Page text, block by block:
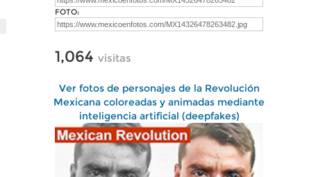
FOTO:
1,064 visitas
Ver fotos de personajes de la Revolución
Mexicana coloreadas y animadas mediante
inteligencia artificial (deepfakes)